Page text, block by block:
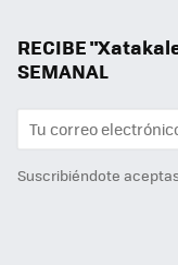
RECIBE
SEMANAL
Suscribiéndote